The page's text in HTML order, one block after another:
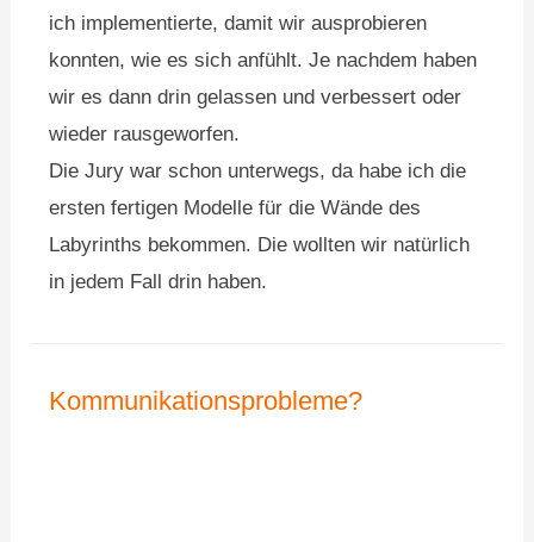
ich implementierte, damit wir ausprobieren
konnten, wie es sich anfühlt. Je nachdem haben
wir es dann drin gelassen und verbessert oder
wieder rausgeworfen.
Die Jury war schon unterwegs, da habe ich die
ersten fertigen Modelle für die Wände des
Labyrinths bekommen. Die wollten wir natürlich
in jedem Fall drin haben.
Kommunikationsprobleme?